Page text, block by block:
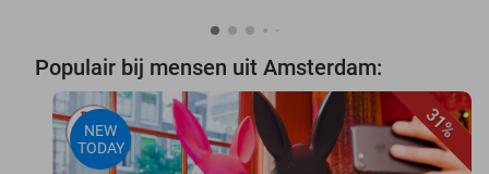
Populair bij mensen uit Amsterdam:
31%
NEW
TODAY